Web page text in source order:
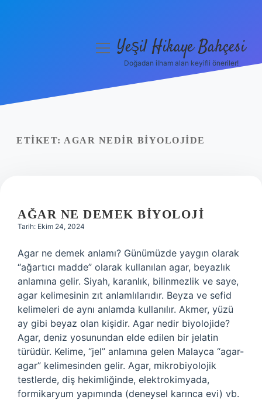
Yasal Uyarı
menüyüYeşil Hikaye Bahçesi
Doğadan ilham alan keyifli öneriler!
ETIKET: AGAR NEDIR BIYOLOJIDE
AĞAR NE DEMEK BIYOLOJI
Tarih: Ekim 24, 2024
Agar ne demek anlamı? Günümüzde yaygın olarak
“ağartıcı madde” olarak kullanılan agar, beyazlık
anlamına gelir. Siyah, karanlık, bilinmezlik ve saye,
agar kelimesinin zıt anlamlılarıdır. Beyza ve sefid
kelimeleri de aynı anlamda kullanılır. Akmer, yüzü
ay gibi beyaz olan kişidir. Agar nedir biyolojide?
Agar, deniz yosunundan elde edilen bir jelatin
türüdür. Kelime, “jel” anlamına gelen Malayca “agar-
agar” kelimesinden gelir. Agar, mikrobiyolojik
testlerde, diş hekimliğinde, elektrokimyada,
formikaryum yapımında (deneysel karınca evi) vb.